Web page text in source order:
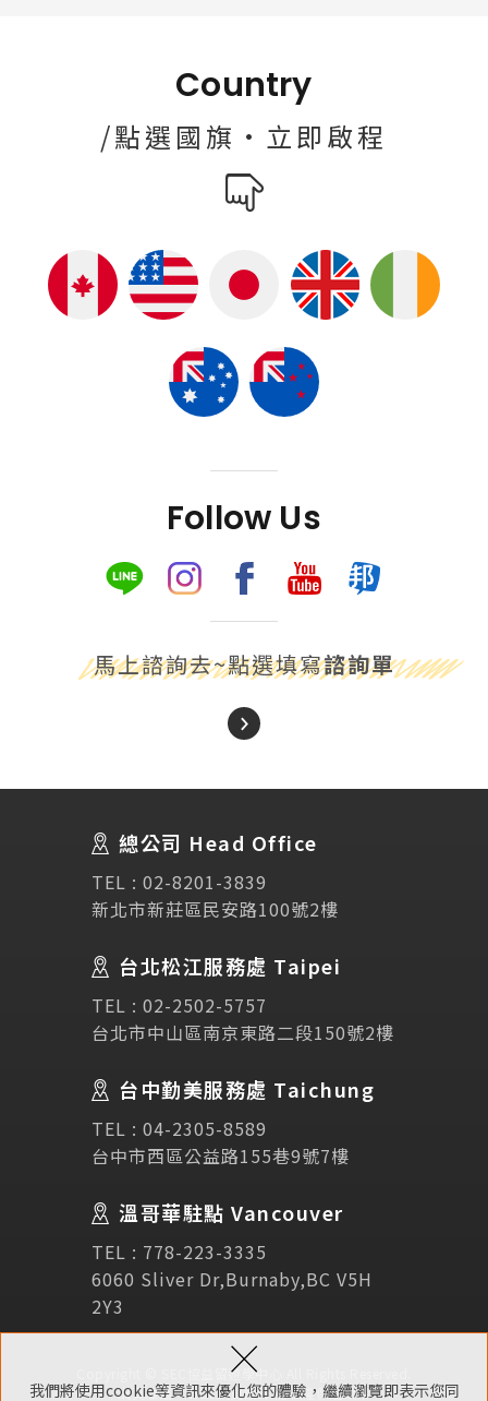
我們將使用cookie等資訊來優化您的體驗，繼續瀏覽即表示您同
×
諮詢表單
立即諮詢
About Us 關於我們
講座活動
Testimonial
Links 相關連結
Country
/點選國旗·立即啟程
Follow Us
馬上諮詢去~點選填寫諮詢單
總公司 Head Office
TEL : 02-8201-3839
新北市新莊區民安路100號2樓
台北松江服務處 Taipei
TEL : 02-2502-5757
台北市中山區南京東路二段150號2樓
台中勤美服務處 Taichung
TEL : 04-2305-8589
台中市西區公益路155巷9號7樓
溫哥華駐點 Vancouver
TEL : 778-223-3335
6060 Sliver Dr,Burnaby,BC V5H
2Y3
Copyright © SEC協益留遊學中心 All Rights Reserved.
網頁維護 ：NSC網頁設計 隱私權保護政策